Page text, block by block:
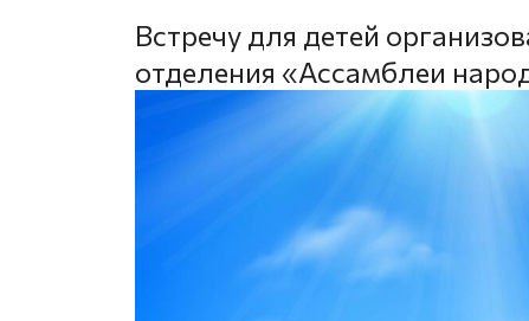
Встречу для детей
отделения «Ассамблеи